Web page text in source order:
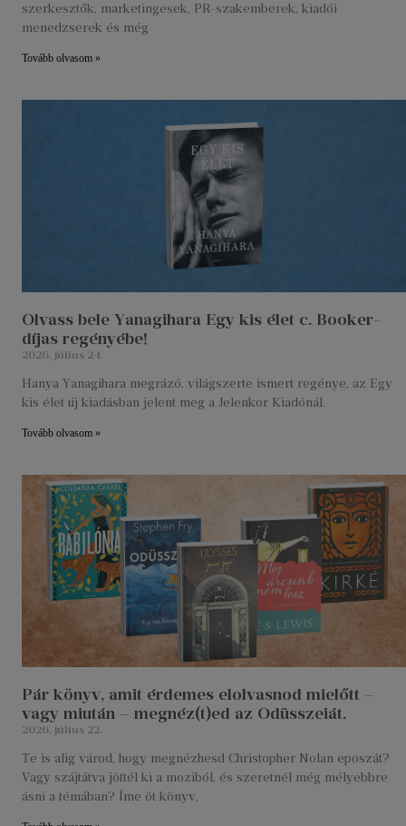
szerkesztők, marketingesek, PR-szakemberek, kiadói
menedzserek és még
Tovább olvasom »
Olvass bele Yanagihara Egy kis élet c. Booker-
díjas regényébe!
2026. július 24.
Hanya Yanagihara megrázó, világszerte ismert regénye, az Egy
kis élet új kiadásban jelent meg a Jelenkor Kiadónál.
Tovább olvasom »
Pár könyv, amit érdemes elolvasnod mielőtt –
vagy miután – megnéz(t)ed az Odüsszeiát.
2026. július 22.
Te is alig várod, hogy megnézhesd Christopher Nolan eposzát?
Vagy szájtátva jöttél ki a moziból, és szeretnél még mélyebbre
ásni a témában? Íme öt könyv,